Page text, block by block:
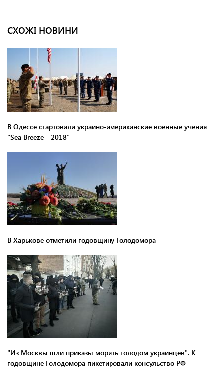
СХОЖІ НОВИНИ
В Одессе стартовали украино-американские военные учения
"Sea Breeze - 2018"
В Харькове отметили годовщину Голодомора
"Из Москвы шли приказы морить голодом украинцев". К
годовщине Голодомора пикетировали консульство РФ